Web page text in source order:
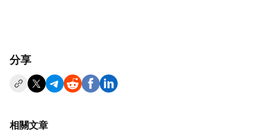
分享
相關文章